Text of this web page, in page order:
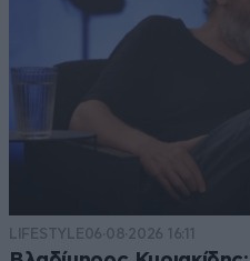
LIFESTYLE06·08·2026 16:11